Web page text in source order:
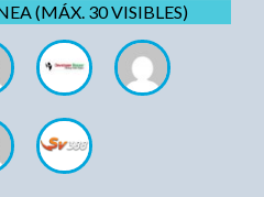
(MÁX. 30 VISIBLES)